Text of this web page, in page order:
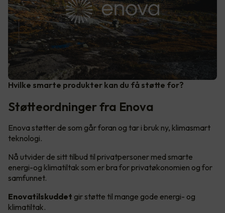
Hvilke smarte produkter kan du få støtte for?
Støtteordninger fra Enova
Enova støtter de som går foran og tar i bruk ny, klimasmart
teknologi.
Nå utvider de sitt tilbud til privatpersoner med smarte
energi-og klimatiltak som er bra for privatøkonomien og for
samfunnet.
Enovatilskuddet gir støtte til mange gode energi- og
klimatiltak.